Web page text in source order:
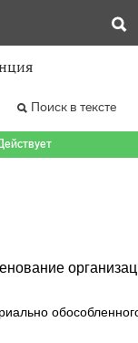
Поиск в тексте